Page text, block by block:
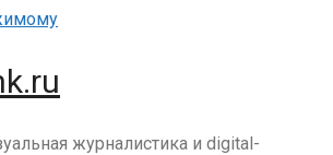
журналистика и digital-